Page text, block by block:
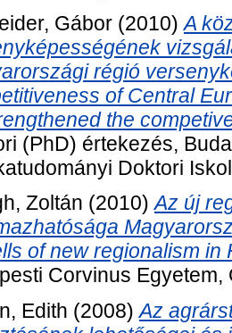
Gábor (2010)A
régió
of Central
the
(PhD) értekezés,
Doktori
Zoltán (2010)Az új
of new regionalism in
Corvinus
Edith (2008)Az